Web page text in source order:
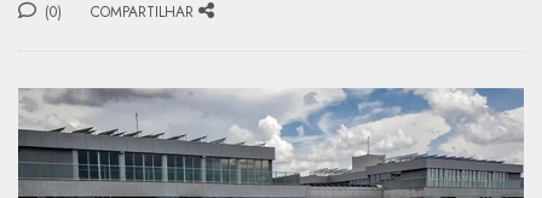
(0) COMPARTILHAR